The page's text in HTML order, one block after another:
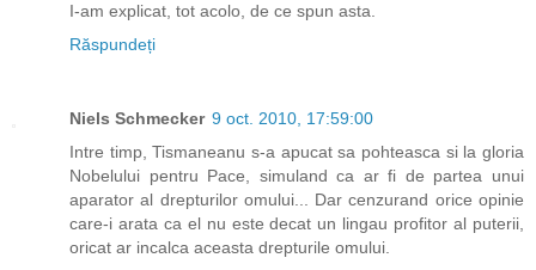
I-am explicat, tot acolo, de ce spun asta.
Răspundeți
Niels Schmecker 9 oct. 2010, 17:59:00
Intre timp, Tismaneanu s-a apucat sa pohteasca si la gloria
Nobelului pentru Pace, simuland ca ar fi de partea unui
aparator al drepturilor omului... Dar cenzurand orice opinie
care-i arata ca el nu este decat un lingau profitor al puterii,
oricat ar incalca aceasta drepturile omului.